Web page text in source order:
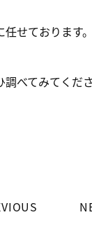
せております。
べてみてくださ